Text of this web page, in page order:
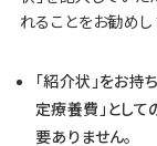
れることをお勧めし
「紹介状」をお
定療養費」として
要ありません。